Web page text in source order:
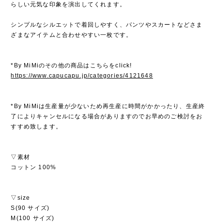
らしい元気な印象を演出してくれます。
シンプルなシルエットで着回しやすく、パンツやスカートなどさま
ざまなアイテムと合わせやすい一枚です。
*By MiMiのその他の商品はこちらをclick!
https://www.capucapu.jp/categories/4121648
*By MiMiは生産量が少ないため再生産に時間がかかったり、生産終
了によりキャンセルになる場合がありますのでお早めのご検討をお
すすめ致します。
▽素材
コットン 100%
▽size
S(90 サイズ)
M(100 サイズ)